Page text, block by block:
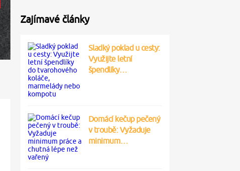
Zajímavé články
Sladký poklad u cesty:
Využijte letní
špendlíky…
Domácí kečup pečený
v troubě: Vyžaduje
minimum…